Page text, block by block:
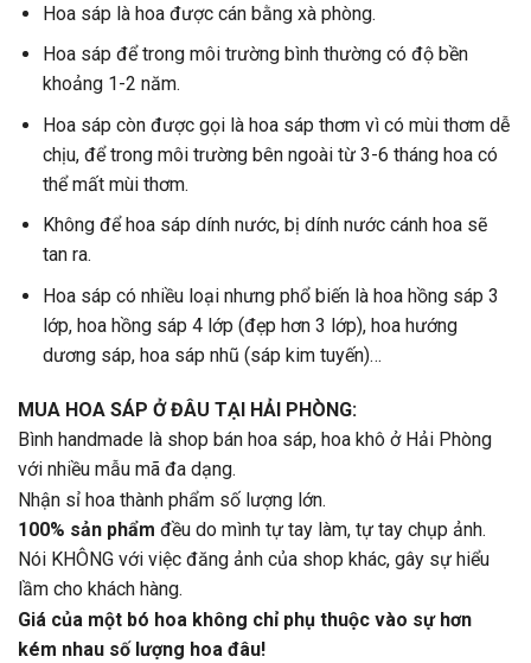
Hoa sáp là hoa được cán bằng xà phòng.
Hoa sáp để trong môi trường bình thường có độ bền
khoảng 1-2 năm.
Hoa sáp còn được gọi là hoa sáp thơm vì có mùi thơm dễ
chịu, để trong môi trường bên ngoài từ 3-6 tháng hoa có
thể mất mùi thơm.
Không để hoa sáp dính nước, bị dính nước cánh hoa sẽ
tan ra.
Hoa sáp có nhiều loại nhưng phổ biến là hoa hồng sáp 3
lớp, hoa hồng sáp 4 lớp (đẹp hơn 3 lớp), hoa hướng
dương sáp, hoa sáp nhũ (sáp kim tuyến)…
MUA HOA SÁP Ở ĐÂU TẠI HẢI PHÒNG:
Bình handmade là shop bán hoa sáp, hoa khô ở Hải Phòng
với nhiều mẫu mã đa dạng.
Nhận sỉ hoa thành phẩm số lượng lớn.
100% sản phẩm đều do mình tự tay làm, tự tay chụp ảnh.
Nói KHÔNG với việc đăng ảnh của shop khác, gây sự hiểu
lầm cho khách hàng.
Giá của một bó hoa không chỉ phụ thuộc vào sự hơn
kém nhau số lượng hoa đâu!